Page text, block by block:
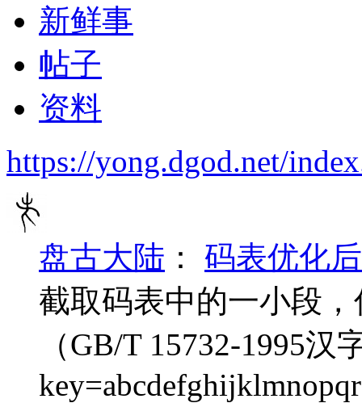
新鲜事
帖子
资料
https://yong.dgod.net/
盘古大陆 ： 码表优化
截取码表中的一小段
（GB/T 15732-1995